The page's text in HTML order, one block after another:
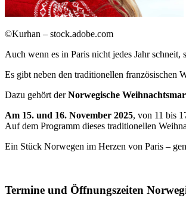
©Kurhan – stock.adobe.com
Auch wenn es in Paris nicht jedes Jahr schneit,
Es gibt neben den traditionellen französischen
Dazu gehört derNorwegische
Am 15. und 16. November 2025, von 11 bis
Auf dem Programm dieses traditionellen
Ein Stück Norwegen im Herzen von Paris –
Termine und Öffnungszeiten